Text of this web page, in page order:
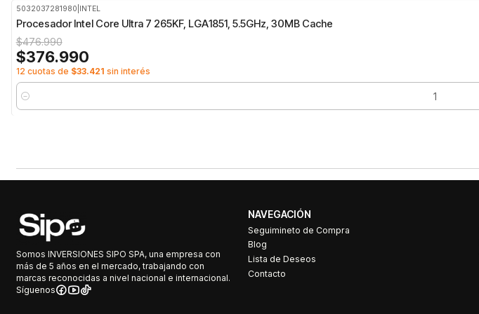
5032037281980 INTEL
Procesador Intel Core Ultra 7 265KF, LGA1851, 5.5GHz, 30MB Cache
$476.990
$376.990
12 cuotas de $33.421 sin interés
Cantidad
Somos INVERSIONES SIPO SPA, una empresa con
más de 5 años en el mercado, trabajando con
marcas reconocidas a nivel nacional e internacional.
Síguenos
NAVEGACIÓN
Seguimineto de Compra
Blog
Lista de Deseos
Contacto